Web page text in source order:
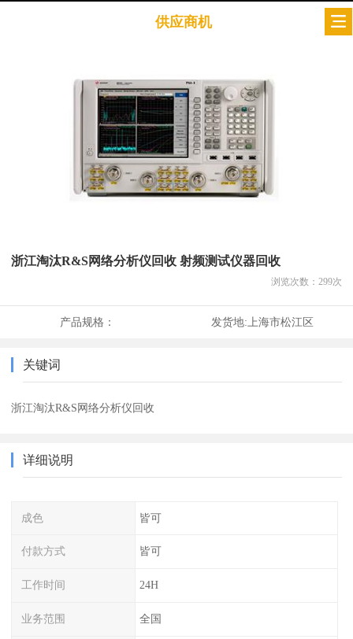
供应商机
浙江淘汰R&S网络分析仪回收 射频测试仪器回收
浏览次数： 299次
产品规格： 发货地:上海市松江区
关键词
浙江淘汰R&S网络分析仪回收
详细说明
成色 皆可
付款方式 皆可
工作时间 24H
业务范围 全国